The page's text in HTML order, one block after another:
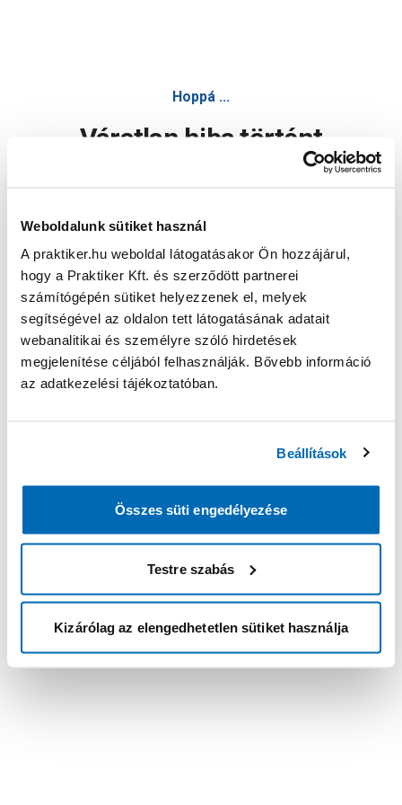
Weboldalunk sütiket használ
A praktiker.hu weboldal látogatásakor Ön hozzájárul,
hogy a Praktiker Kft. és szerződött partnerei
számítógépén sütiket helyezzenek el, melyek
segítségével az oldalon tett látogatásának adatait
webanalitikai és személyre szóló hirdetések
megjelenítése céljából felhasználják. Bővebb információ
az adatkezelési tájékoztatóban.
Beállítások
Összes süti engedélyezése
Testre szabás
Kizárólag az elengedhetetlen sütiket használja
Hoppá ...
Váratlan hiba történt
Oldal újratöltése